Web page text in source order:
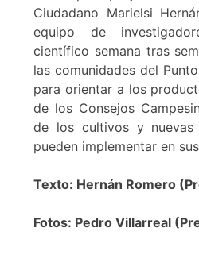
Ciudadano Marielsi
equipo de
científico semana tras
las comunidades del
para orientar a los
de los Consejos
de los cultivos y nuevas
pueden implementar en
Texto: Hernán Romero
Fotos: Pedro Villarreal